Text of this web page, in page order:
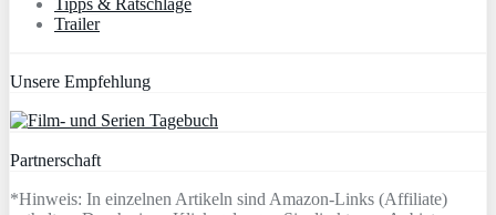
Tipps & Ratschläge
Trailer
Unsere Empfehlung
Partnerschaft
*Hinweis: In einzelnen Artikeln sind Amazon-Links (Affiliate)